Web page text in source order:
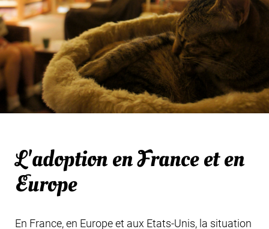
L'adoption en France et en
Europe
En France, en Europe et aux Etats-Unis, la situation